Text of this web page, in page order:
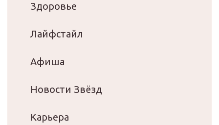
Здоровье
Лайфстайл
Афиша
Новости Звёзд
Карьера